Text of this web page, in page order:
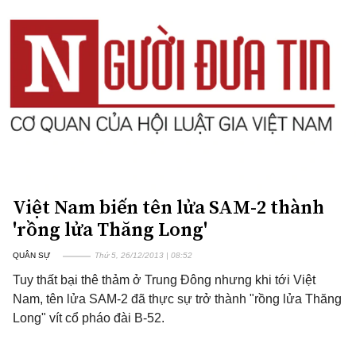
Việt Nam biến tên lửa SAM-2 thành
'rồng lửa Thăng Long'
QUÂN SỰ Thứ 5, 26/12/2013 | 08:52
Tuy thất bại thê thảm ở Trung Đông nhưng khi tới Việt
Nam, tên lửa SAM-2 đã thực sự trở thành "rồng lửa Thăng
Long" vít cổ pháo đài B-52.